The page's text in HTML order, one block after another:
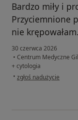
Bardzo miły i
Przyciemnione
nie krępowałam.
30 czerwca 2026
• Centrum Medyczne
+ cytologia
• w opinii użytkownika
zgłoś nadużycie